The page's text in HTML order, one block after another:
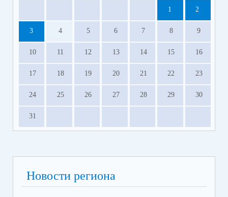
1 2
3 4 5 6 7 8 9
10 11 12 13 14 15 16
17 18 19 20 21 22 23
24 25 26 27 28 29 30
31
Новости региона